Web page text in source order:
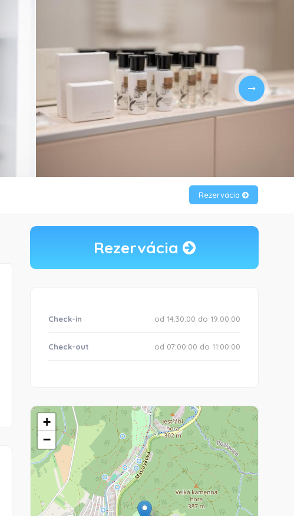
Rezervácia
Rezervácia
Check-in od 14:30:00 do 19:00:00
Check-out od 07:00:00 do 11:00:00
+
−